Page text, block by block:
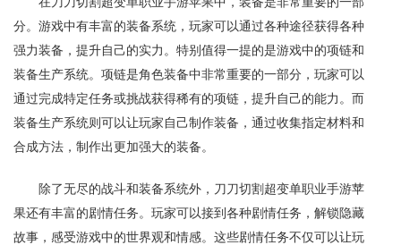
分。游戏中有丰富的装备系统，玩家可以通过各种途径获得各种
强力装备，提升自己的实力。特别值得一提的是游戏中的项链和
装备生产系统。项链是角色装备中非常重要的一部分，玩家可以
通过完成特定任务或挑战获得稀有的项链，提升自己的能力。而
装备生产系统则可以让玩家自己制作装备，通过收集指定材料和
合成方法，制作出更加强大的装备。
除了无尽的战斗和装备系统外，刀刀切割超变单职业手游苹
果还有丰富的剧情任务。玩家可以接到各种剧情任务，解锁隐藏
故事，感受游戏中的世界观和情感。这些剧情任务不仅可以让玩